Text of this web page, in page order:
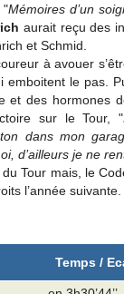
"Mémoires d’un
aurait reçu des
et Schmid.
à avouer
emboitent le pas.
et des hormones
sur le Tour, "
dans mon
d’ailleurs je ne
Tour mais, le
l’année suivante.
Temps /